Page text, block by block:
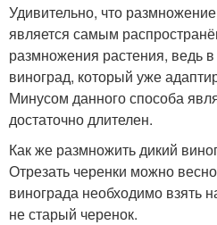
Удивительно, что
является самым
размножения растения, ведь
виноград, который уже
Минусом данного способа
достаточно длителен.
Как же размножить дикий
Отрезать черенки можно
винограда необходимо взять
не старый черенок.